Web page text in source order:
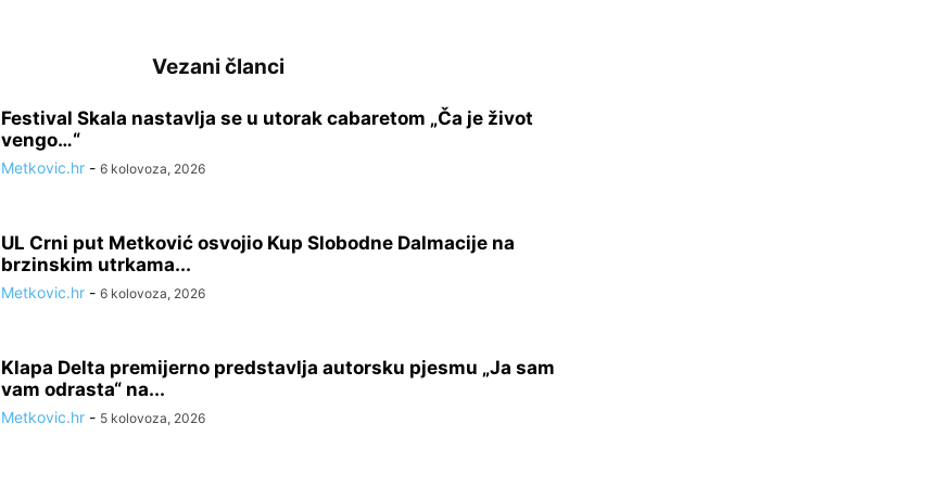
Vezani članci
Festival Skala nastavlja se u utorak cabaretom „Ča je život
vengo…“
Metkovic.hr - 6 kolovoza, 2026
UL Crni put Metković osvojio Kup Slobodne Dalmacije na
brzinskim utrkama...
Metkovic.hr - 6 kolovoza, 2026
Klapa Delta premijerno predstavlja autorsku pjesmu „Ja sam
vam odrasta“ na...
Metkovic.hr - 5 kolovoza, 2026